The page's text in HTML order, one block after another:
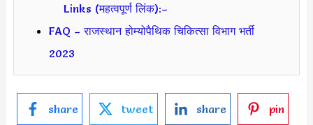
Links (महत्वपूर्ण लिंक):–
FAQ – राजस्थान होम्योपैथिक चिकित्सा विभाग भर्ती
2023
share tweet share pin